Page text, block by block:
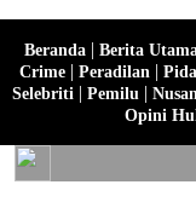
Beranda| Berita
Crime | Peradilan |
Selebriti | Pemilu |
Opini